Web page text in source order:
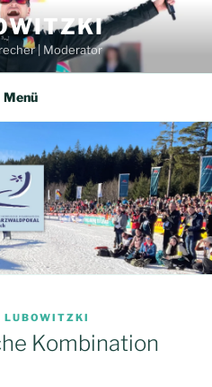
| Moderator
Menü
LUBOWITZKI
Kombination